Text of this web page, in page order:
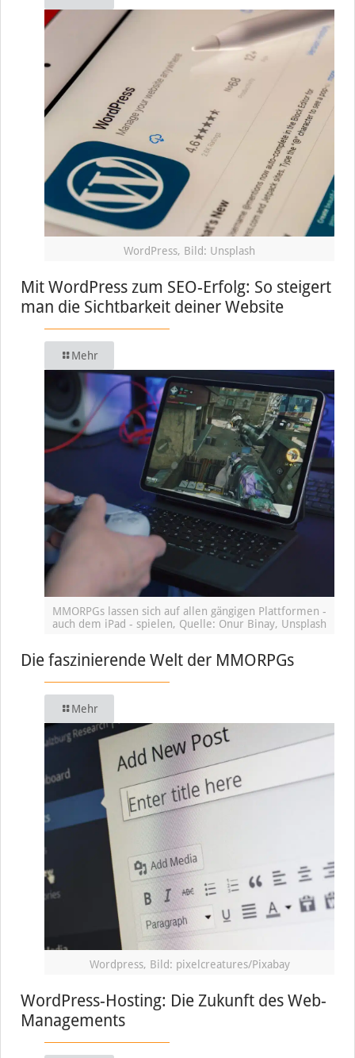
WordPress, Bild: Unsplash
Mit WordPress zum SEO-Erfolg: So steigert
man die Sichtbarkeit deiner Website
Mehr
MMORPGs lassen sich auf allen gängigen Plattformen -
auch dem iPad - spielen, Quelle: Onur Binay, Unsplash
Die faszinierende Welt der MMORPGs
Mehr
Wordpress, Bild: pixelcreatures/Pixabay
WordPress-Hosting: Die Zukunft des Web-
Managements